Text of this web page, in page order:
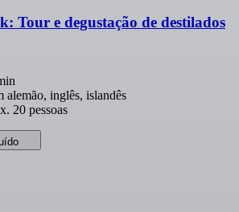
Tour e degustação de destilados
alemão, inglês, islandês
20 pessoas